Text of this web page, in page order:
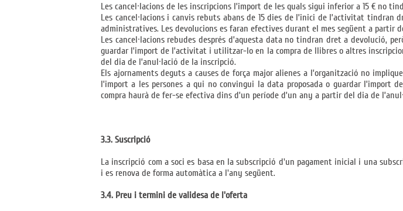
Les cancel·lacions de les inscripcions l’import de les quals sigui inferior a 15 € no
Les cancel·lacions i canvis rebuts abans de 15 dies de l’inici de l’activitat
administratives. Les devolucions es faran efectives durant el mes següent a partir
Les cancel·lacions rebudes després d’aquesta data no tindran dret a devolució,
guardar l’import de l’activitat i utilitzar-lo en la compra de llibres o altres
del dia de l’anul·lació de la inscripció.
Els ajornaments deguts a causes de força major alienes a l’organització no
l’import a les persones a qui no convingui la data proposada o guardar
compra haurà de fer-se efectiva dins d’un període d’un any a partir del dia de
3.3. Suscripció
La inscripció com a soci es basa en la subscripció d'un pagament inicial i una
i es renova de forma automàtica a l'any següent.
3.4. Preu i termini de validesa de l'oferta